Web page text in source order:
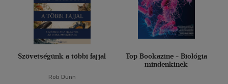
Szövetségünk a többi fajjal
Rob Dunn
Top Bookazine - Biológia
mindenkinek